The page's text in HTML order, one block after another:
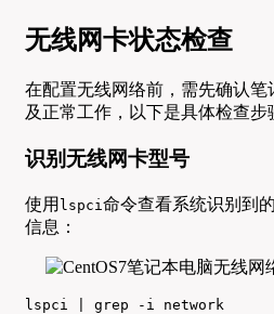
无线网卡状态检查
在配置无线网络前，需先确认
及正常工作，以下是具体检查步
识别无线网卡型号
使用 lspci 命令查看系统识别到
信息：
lspci | grep -i network